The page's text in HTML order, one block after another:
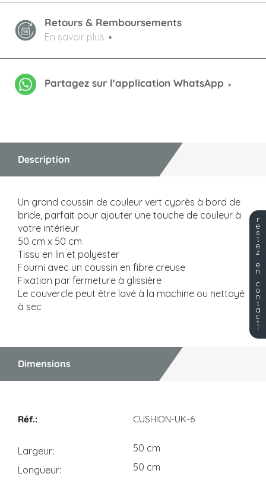
Retours & Remboursements
En savoir plus
Partagez sur l'application WhatsApp
Description
Un grand coussin de couleur vert cyprès à bord de
bride, parfait pour ajouter une touche de couleur à
votre intérieur
50 cm x 50 cm
Tissu en lin et polyester
Fourni avec un coussin en fibre creuse
Fixation par fermeture à glissière
Le couvercle peut être lavé à la machine ou nettoyé
à sec
Dimensions
CUSHION-UK-6
Largeur
50 cm
Longueur
50 cm
r
e
s
t
e
z
e
n
c
o
n
t
a
c
t
!